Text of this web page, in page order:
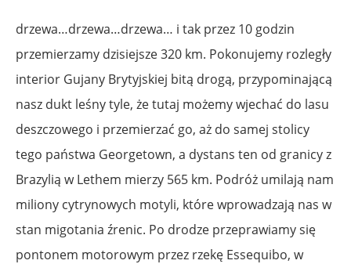
drzewa…drzewa…drzewa… i tak przez 10 godzin
przemierzamy dzisiejsze 320 km. Pokonujemy rozległy
interior Gujany Brytyjskiej bitą drogą, przypominającą
nasz dukt leśny tyle, że tutaj możemy wjechać do lasu
deszczowego i przemierzać go, aż do samej stolicy
tego państwa Georgetown, a dystans ten od granicy z
Brazylią w Lethem mierzy 565 km. Podróż umilają nam
miliony cytrynowych motyli, które wprowadzają nas w
stan migotania źrenic. Po drodze przeprawiamy się
pontonem motorowym przez rzekę Essequibo, w